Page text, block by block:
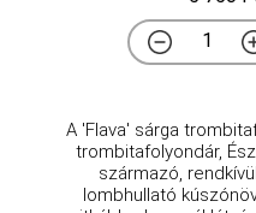
A 'Flava' sárga
trombitafolyondár,
származó,
lombhullató